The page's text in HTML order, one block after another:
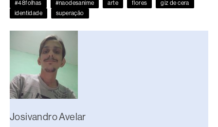
o
o
s
n
p k
#48folhas #naodesanime arte flores
giz de cera
identidade
superação
Josivandro Avelar